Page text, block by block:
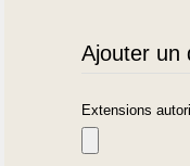
Ajouter un
Extensions